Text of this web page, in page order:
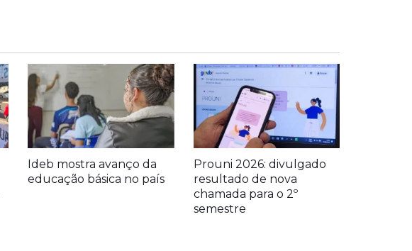
Ideb mostra avanço da
educação básica no país
Prouni 2026: divulgado
resultado de nova
chamada para o 2º
semestre